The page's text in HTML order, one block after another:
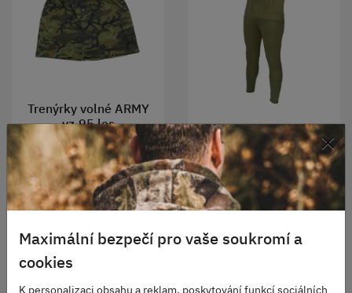
Trenýrky volné ARMY
vz.95 les
Skladem
330 Kč
Spodky zimní termo VZ
2000
Skladem
405 Kč
450 Kč
ZOBRAZIT
×
Maximální bezpečí pro vaše soukromí a
cookies
K personalizaci obsahu a reklam, poskytování funkcí sociálních